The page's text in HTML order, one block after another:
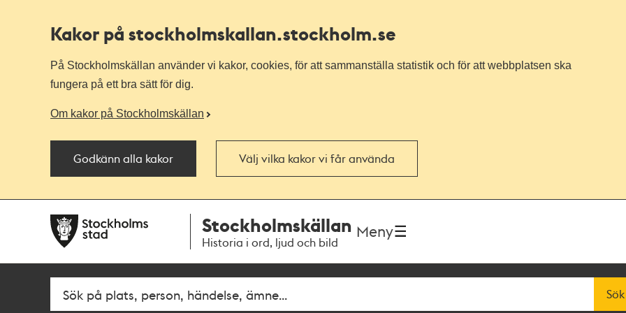
Kakor på stockholmskallan.stockholm.se
På Stockholmskällan använder vi kakor, cookies, för att sammanställa statistik och för att webbplatsen ska
fungera på ett bra sätt för dig.
Om kakor på Stockholmskällan
Godkänn alla kakor Välj vilka kakor vi får använda
navigationen
huvudinnehållet
Stockholmskällan
Historia i ord, ljud och bild
Meny
Fritextsök Sök